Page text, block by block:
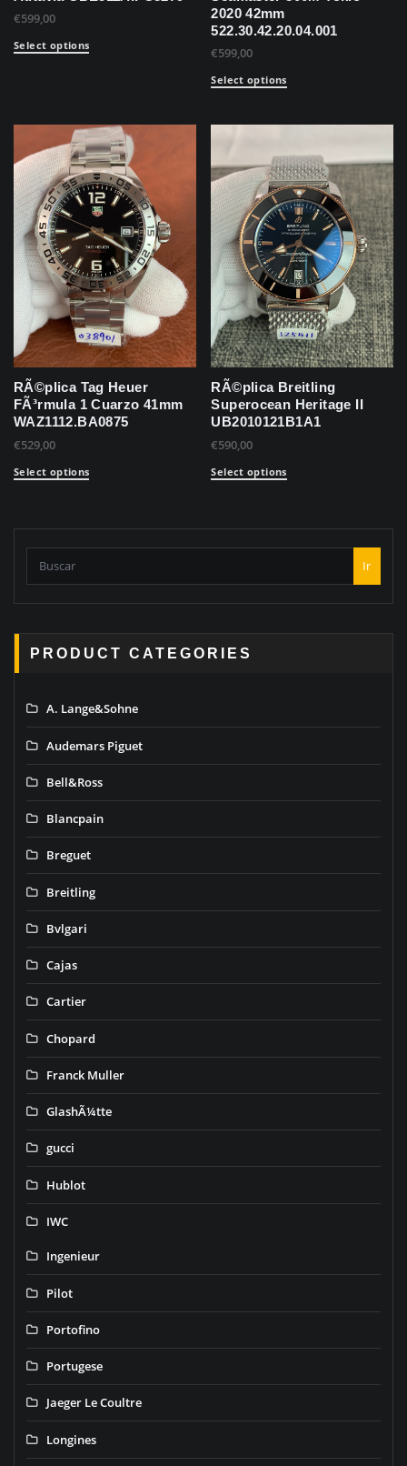
€599,00
Select options
2020 42mm
522.30.42.20.04.001
€599,00
Select options
RÃ©plica Tag Heuer
FÃ³rmula 1 Cuarzo 41mm
WAZ1112.BA0875
€529,00
Select options
RÃ©plica Breitling
Superocean Heritage II
UB2010121B1A1
€590,00
Select options
Ir
PRODUCT CATEGORIES
A. Lange&Sohne
Audemars Piguet
Bell&Ross
Blancpain
Breguet
Breitling
Bvlgari
Cajas
Cartier
Chopard
Franck Muller
GlashÃ¼tte
gucci
Hublot
IWC
Ingenieur
Pilot
Portofino
Portugese
Jaeger Le Coultre
Longines